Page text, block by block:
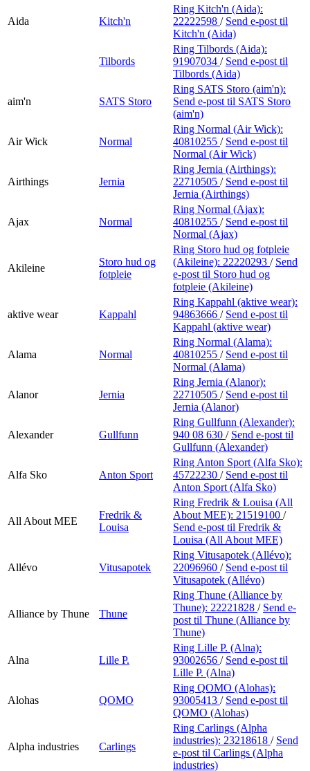
Aida Kitch'n
Ring Kitch'n (Aida):
22222598 / Send e-post til
Kitch'n (Aida)
Tilbords
Ring Tilbords (Aida):
91907034 / Send e-post til
Tilbords (Aida)
aim'n SATS Storo
Ring SATS Storo (aim'n):
Send e-post til SATS Storo
(aim'n)
Air Wick Normal
Ring Normal (Air Wick):
40810255 / Send e-post til
Normal (Air Wick)
Airthings Jernia
Ring Jernia (Airthings):
22710505 / Send e-post til
Jernia (Airthings)
Ajax Normal
Ring Normal (Ajax):
40810255 / Send e-post til
Normal (Ajax)
Akileine
Storo hud og
fotpleie
Ring Storo hud og fotpleie
(Akileine): 22220293 / Send
e-post til Storo hud og
fotpleie (Akileine)
aktive wear Kappahl
Ring Kappahl (aktive wear):
94863666 / Send e-post til
Kappahl (aktive wear)
Alama Normal
Ring Normal (Alama):
40810255 / Send e-post til
Normal (Alama)
Alanor Jernia
Ring Jernia (Alanor):
22710505 / Send e-post til
Jernia (Alanor)
Alexander Gullfunn
Ring Gullfunn (Alexander):
940 08 630 / Send e-post til
Gullfunn (Alexander)
Alfa Sko Anton Sport
Ring Anton Sport (Alfa Sko):
45722230 / Send e-post til
Anton Sport (Alfa Sko)
All About MEE
Fredrik &
Louisa
Ring Fredrik & Louisa (All
About MEE): 21519100 /
Send e-post til Fredrik &
Louisa (All About MEE)
Allévo Vitusapotek
Ring Vitusapotek (Allévo):
22096960 / Send e-post til
Vitusapotek (Allévo)
Alliance by Thune Thune
Ring Thune (Alliance by
Thune): 22221828 / Send e-
post til Thune (Alliance by
Thune)
Alna Lille P.
Ring Lille P. (Alna):
93002656 / Send e-post til
Lille P. (Alna)
Alohas QOMO
Ring QOMO (Alohas):
93005413 / Send e-post til
QOMO (Alohas)
Alpha industries Carlings
Ring Carlings (Alpha
industries): 23218618 / Send
e-post til Carlings (Alpha
industries)